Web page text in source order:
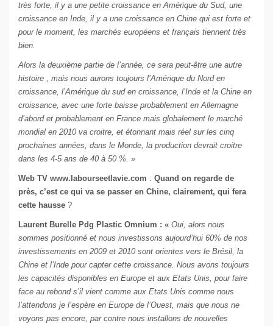
très forte, il y a une petite croissance en Amérique du Sud, une
croissance en Inde, il y a une croissance en Chine qui est forte et
pour le moment, les marchés européens et français tiennent très
bien.
Alors la deuxième partie de l’année, ce sera peut-être une autre
histoire , mais nous aurons toujours l’Amérique du Nord en
croissance, l’Amérique du sud en croissance, l’Inde et la Chine en
croissance, avec une forte baisse probablement en Allemagne
d’abord et probablement en France mais globalement le marché
mondial en 2010 va croitre, et étonnant mais réel sur les cinq
prochaines années, dans le Monde, la production devrait croitre
dans les 4-5 ans de 40 à 50 %. »
Web TV www.labourseetlavie.com : Quand on regarde de
près, c’est ce qui va se passer en Chine, clairement, qui fera
cette hausse ?
Laurent Burelle Pdg Plastic Omnium : « Oui, alors nous
sommes positionné et nous investissons aujourd’hui 60% de nos
investissements en 2009 et 2010 sont orientes vers le Brésil, la
Chine et l’Inde pour capter cette croissance. Nous avons toujours
les capacités disponibles en Europe et aux Etats Unis, pour faire
face au rebond s’il vient comme aux Etats Unis comme nous
l’attendons je l’espère en Europe de l’Ouest, mais que nous ne
voyons pas encore, par contre nous installons de nouvelles